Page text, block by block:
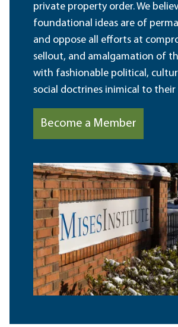
private property order. We
foundational ideas are of
and oppose all efforts at
sellout, and amalgamation of
with fashionable political,
social doctrines inimical to their
Become a Member